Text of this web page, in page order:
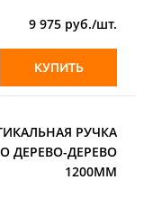
9 975 руб./шт.
КУПИТЬ
РУЧКА
ДЕРЕВО-ДЕРЕВО
1200ММ